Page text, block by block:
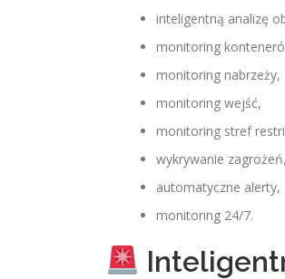
inteligentną analizę
monitoring
monitoring nabrzeży,
monitoring wejść,
monitoring stref
wykrywanie zagrożeń,
automatyczne alerty,
monitoring 24/7.